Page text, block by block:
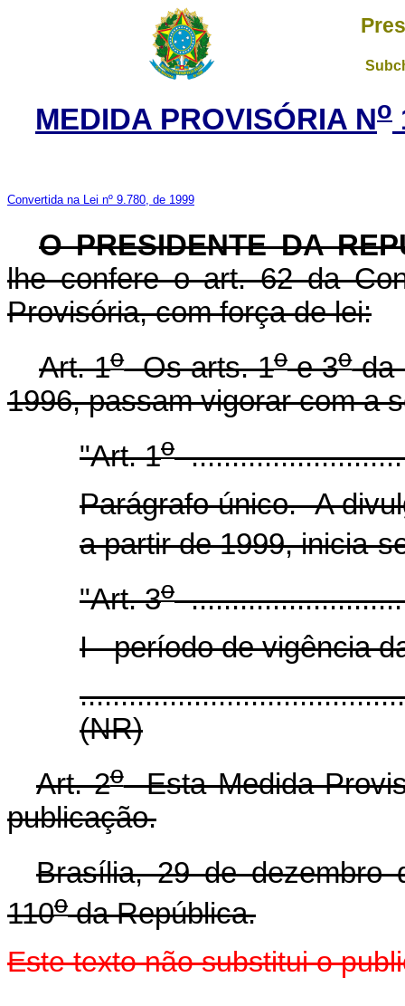
MEDIDA PROVISÓRIA No
Convertida na Lei nº 9.780, de 1999
O PRESIDENTE DA
lhe confere o art. 62 da
Provisória, com força de lei:
Art. 1oOs arts. 1oe 3oda
1996, passam vigorar com a
"Art. 1o
Parágrafo único. A
a partir de 1999, inicia-
"Art. 3o
I - período de vigência
(NR)
Art. 2oEsta Medida
publicação.
Brasília, 29 de dezembro
110oda República.
Este texto não substitui o